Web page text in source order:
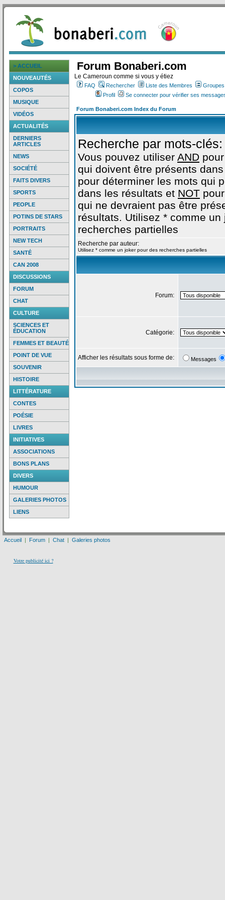
> ACCUEIL
NOUVEAUTÉS
COPOS
MUSIQUE
VIDÉOS
ACTUALITÉS
DERNIERS
ARTICLES
NEWS
SOCIÉTÉ
FAITS DIVERS
SPORTS
PEOPLE
POTINS DE STARS
PORTRAITS
NEW TECH
SANTÉ
CAN 2008
DISCUSSIONS
FORUM
CHAT
CULTURE
SCIENCES ET
ÉDUCATION
FEMMES ET BEAUTÉ
POINT DE VUE
SOUVENIR
HISTOIRE
LITTÉRATURE
CONTES
POÉSIE
LIVRES
INITIATIVES
ASSOCIATIONS
BONS PLANS
DIVERS
HUMOUR
GALERIES PHOTOS
LIENS
Forum Bonaberi.com
Le Cameroun comme si vous y étiez
FAQ Rechercher Liste des Membres
Profil
Se connecter pour vérifier ses
Forum Bonaberi.com Index du Forum
Recherche par mots-clés:
Vous pouvez utiliser AND
qui doivent être présents
pour déterminer les mots qui
dans les résultats et NOT
qui ne devraient pas être
résultats. Utilisez * comme un
recherches partielles
Recherche par auteur:
Utilisez * comme un joker pour des recherches partielles
Forum:
Catégorie:
Afficher les résultats sous forme de: Messages
Accueil | Forum | Chat | Galeries photos
Votre publicité ici ?